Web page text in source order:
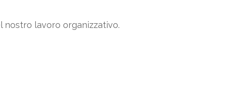
nostro lavoro organizzativo.